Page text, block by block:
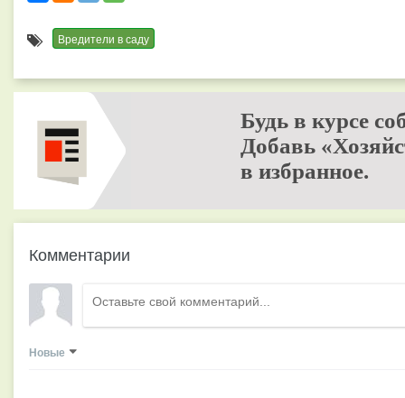
Вредители в саду
Будь в курсе
Добавь
в избранное.
Комментарии
Новые